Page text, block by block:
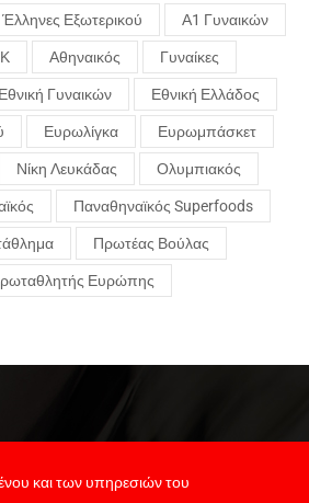
Έλληνες Εξωτερικού Α1 Γυναικών
Αθηναικός Γυναίκες
Εθνική Γυναικών Εθνική Ελλάδος
Ευρωλίγκα Ευρωμπάσκετ
Νίκη Λευκάδας Ολυμπιακός
Παναθηναϊκός Superfoods
Πρωτέας Βούλας
Ευρώπης
και των υπηρεσιών του